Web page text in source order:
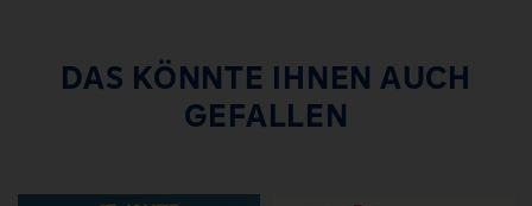
DAS KÖNNTE IHNEN AUCH
GEFALLEN